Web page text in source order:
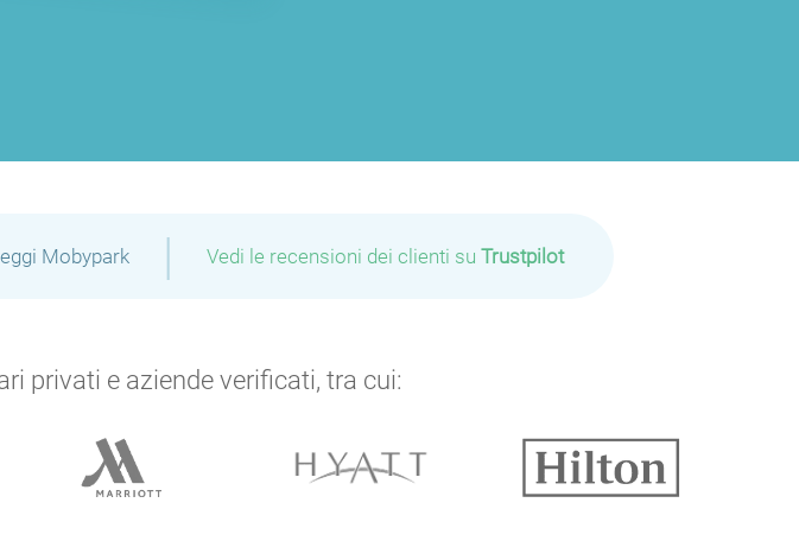
Mobypark | Vedi le recensioni dei clienti su Trustpilot
privati e aziende verificati, tra cui: